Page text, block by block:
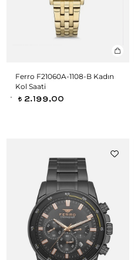
Ferro F21060A-1108-B Kadın
Kol Saati
t 2.199,00